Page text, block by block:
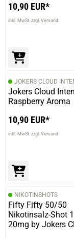
10,90 EUR*
inkl. MwSt. zzgl. Versand
JOKERS CLOUD
Jokers Cloud
Raspberry Aroma
10,90 EUR*
inkl. MwSt. zzgl. Versand
NIKOTINSHOTS
Fifty Fifty 50/50
Nikotinsalz-Shot
20mg by Jokers